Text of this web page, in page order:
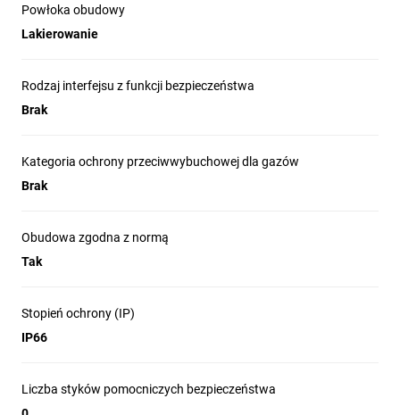
Powłoka obudowy
Lakierowanie
Rodzaj interfejsu z funkcji bezpieczeństwa
Brak
Kategoria ochrony przeciwwybuchowej dla gazów
Brak
Obudowa zgodna z normą
Tak
Stopień ochrony (IP)
IP66
Liczba styków pomocniczych bezpieczeństwa